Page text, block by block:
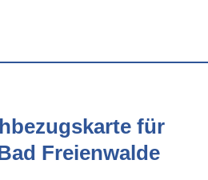
für
Freienwalde